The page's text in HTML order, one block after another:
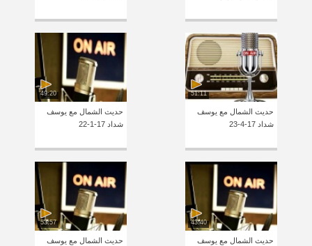
51:11
حديث الشمال مع يوسف
شداد 17-4-23
49:20
حديث الشمال مع يوسف
شداد 17-1-22
43:40
حديث الشمال مع يوسف
53:57
حديث الشمال مع يوسف